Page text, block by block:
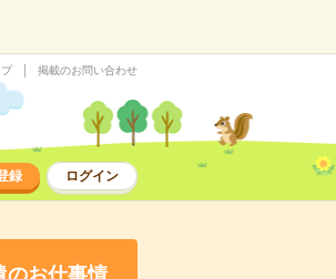
掲載のお問い合わせ
録 ログイン
のお仕事情